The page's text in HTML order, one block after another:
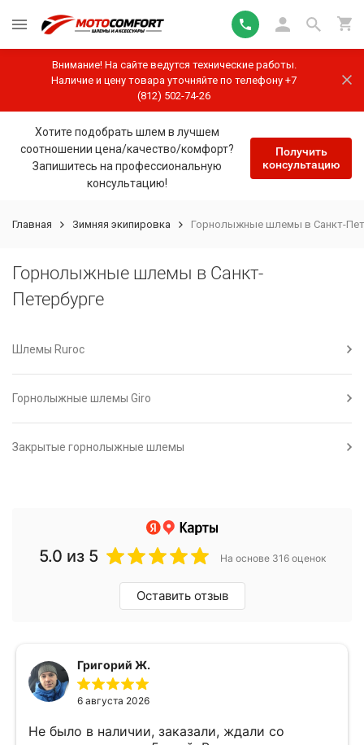
Внимание! На сайте ведутся технические работы.
Наличие и цену товара уточняйте по телефону +7
(812) 502-74-26
Хотите подобрать шлем в лучшем
соотношении цена/качество/комфорт?
Запишитесь на профессиональную
консультацию!
Получить
консультацию
Главная Зимняя экипировка Горнолыжные шлемы в Санкт-
Горнолыжные шлемы в Санкт-
Петербурге
Шлемы Ruroc
Горнолыжные шлемы Giro
Закрытые горнолыжные шлемы